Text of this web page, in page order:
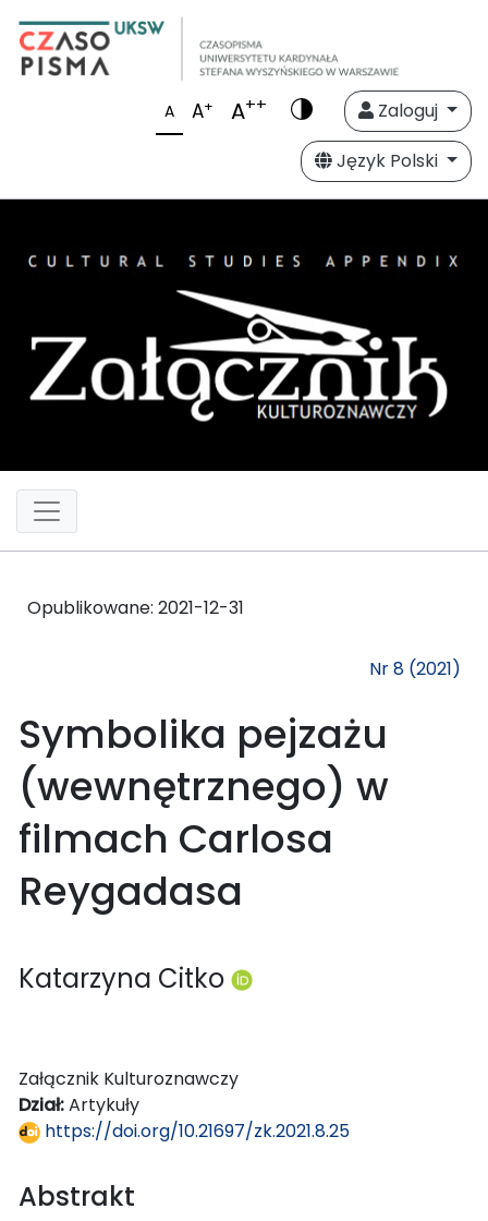
A A+ A++
Zaloguj
Język Polski
Opublikowane: 2021-12-31
Nr 8 (2021)
Symbolika pejzażu
(wewnętrznego) w
filmach Carlosa
Reygadasa
Katarzyna Citko
Załącznik Kulturoznawczy
Dział:Artykuły
https://doi.org/10.21697/zk.2021.8.25
Abstrakt